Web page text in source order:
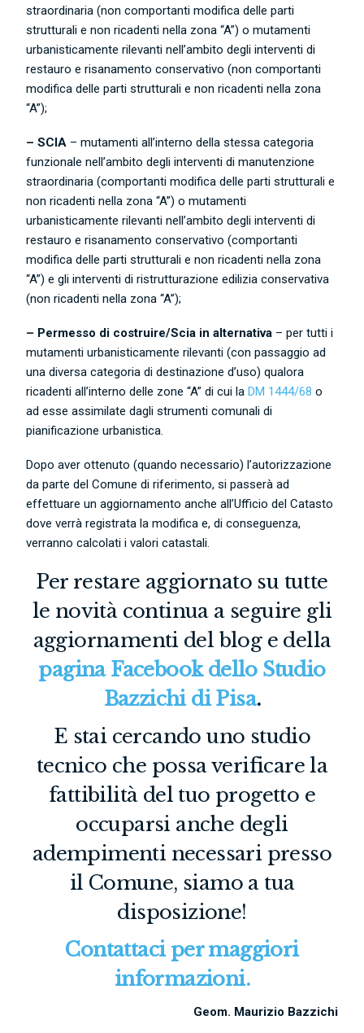
straordinaria (non comportanti modifica delle parti
strutturali e non ricadenti nella zona “A”) o mutamenti
urbanisticamente rilevanti nell’ambito degli interventi di
restauro e risanamento conservativo (non comportanti
modifica delle parti strutturali e non ricadenti nella zona
“A”);
– SCIA – mutamenti all’interno della stessa categoria
funzionale nell’ambito degli interventi di manutenzione
straordinaria (comportanti modifica delle parti strutturali e
non ricadenti nella zona “A”) o mutamenti
urbanisticamente rilevanti nell’ambito degli interventi di
restauro e risanamento conservativo (comportanti
modifica delle parti strutturali e non ricadenti nella zona
“A”) e gli interventi di ristrutturazione edilizia conservativa
(non ricadenti nella zona “A”);
– Permesso di costruire/Scia in alternativa – per tutti i
mutamenti urbanisticamente rilevanti (con passaggio ad
una diversa categoria di destinazione d’uso) qualora
ricadenti all’interno delle zone “A” di cui la DM 1444/68o
ad esse assimilate dagli strumenti comunali di
pianificazione urbanistica.
Dopo aver ottenuto (quando necessario) l’autorizzazione
da parte del Comune di riferimento, si passerà ad
effettuare un aggiornamento anche all’Ufficio del Catasto
dove verrà registrata la modifica e, di conseguenza,
verranno calcolati i valori catastali.
Per restare aggiornato su tutte
le novità continua a seguire gli
aggiornamenti del blog e della
pagina Facebook dello Studio
Bazzichi di Pisa.
E stai cercando uno studio
tecnico che possa verificare la
fattibilità del tuo progetto e
occuparsi anche degli
adempimenti necessari presso
il Comune, siamo a tua
disposizione!
Contattaci per maggiori
informazioni.
Geom. Maurizio Bazzichi